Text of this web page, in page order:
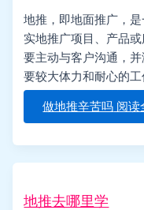
地推，即地面推广，
实地推广项目、产品
要主动与客户沟通，
要较大体力和耐心的
做地推辛苦吗 阅读
地推去哪里学